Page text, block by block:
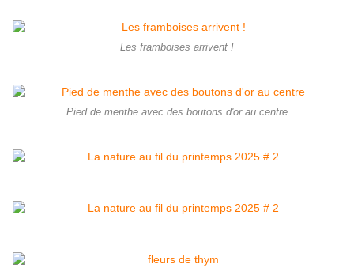
Les framboises arrivent !
Pied de menthe avec des boutons d'or au centre